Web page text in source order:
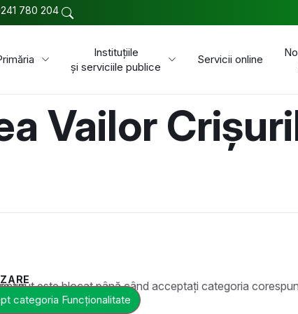
780 204
Instituțiile
și serviciile publice
Servicii online
Vailor
corespunzătoare de cookie-uri.
categoria Funcționalitate